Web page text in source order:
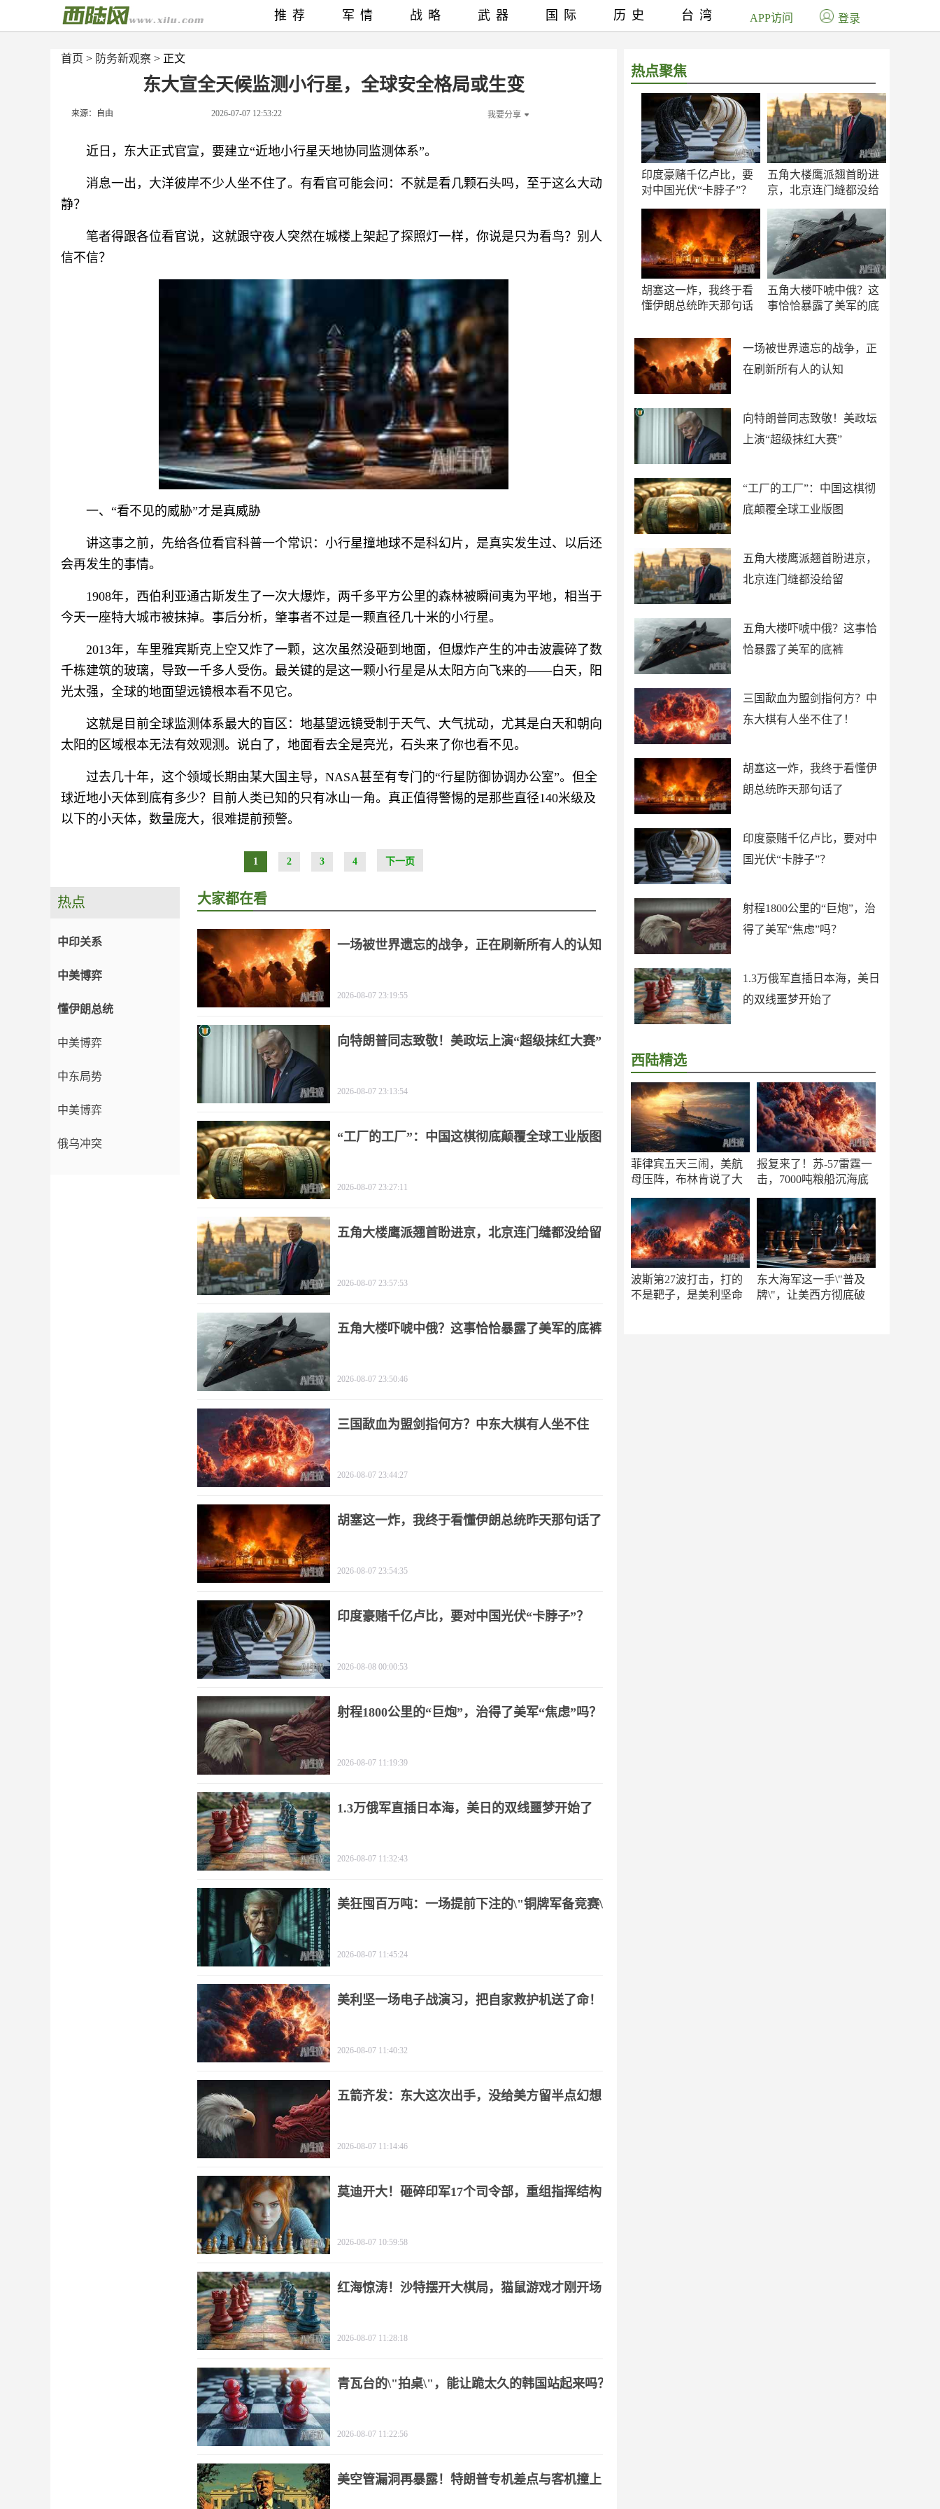
首页 > 防务新观察 > 正文
东大宣全天候监测小行星，全球安全格局或生变
来源：自由 2026-07-07 12:53:22 我要分享
近日，东大正式官宣，要建立“近地小行星天地协同监测体系”。
消息一出，大洋彼岸不少人坐不住了。有看官可能会问：不就是看几颗石头吗，至于这么大动
静？
笔者得跟各位看官说，这就跟守夜人突然在城楼上架起了探照灯一样，你说是只为看鸟？别人
信不信？
一、“看不见的威胁”才是真威胁
讲这事之前，先给各位看官科普一个常识：小行星撞地球不是科幻片，是真实发生过、以后还
会再发生的事情。
1908年，西伯利亚通古斯发生了一次大爆炸，两千多平方公里的森林被瞬间夷为平地，相当于
今天一座特大城市被抹掉。事后分析，肇事者不过是一颗直径几十米的小行星。
2013年，车里雅宾斯克上空又炸了一颗，这次虽然没砸到地面，但爆炸产生的冲击波震碎了数
千栋建筑的玻璃，导致一千多人受伤。最关键的是这一颗小行星是从太阳方向飞来的——白天，阳
光太强，全球的地面望远镜根本看不见它。
这就是目前全球监测体系最大的盲区：地基望远镜受制于天气、大气扰动，尤其是白天和朝向
太阳的区域根本无法有效观测。说白了，地面看去全是亮光，石头来了你也看不见。
过去几十年，这个领域长期由某大国主导，NASA甚至有专门的“行星防御协调办公室”。但全
球近地小天体到底有多少？目前人类已知的只有冰山一角。真正值得警惕的是那些直径140米级及
以下的小天体，数量庞大，很难提前预警。
1 2 3 4 下一页
热点聚焦
印度豪赌千亿卢比，要
对中国光伏“卡脖子”？
五角大楼鹰派翘首盼进
京，北京连门缝都没给
胡塞这一炸，我终于看
懂伊朗总统昨天那句话
五角大楼吓唬中俄？这
事恰恰暴露了美军的底
一场被世界遗忘的战争，正
在刷新所有人的认知
向特朗普同志致敬！美政坛
上演“超级抹红大赛”
“工厂的工厂”：中国这棋彻
底颠覆全球工业版图
五角大楼鹰派翘首盼进京，
北京连门缝都没给留
五角大楼吓唬中俄？这事恰
恰暴露了美军的底裤
三国歃血为盟剑指何方？中
东大棋有人坐不住了！
胡塞这一炸，我终于看懂伊
朗总统昨天那句话了
印度豪赌千亿卢比，要对中
国光伏“卡脖子”？
射程1800公里的“巨炮”，治
得了美军“焦虑”吗？
1.3万俄军直插日本海，美日
的双线噩梦开始了
西陆精选
菲律宾五天三闹，美航
母压阵，布林肯说了大
报复来了！苏-57雷霆一
击，7000吨粮船沉海底
波斯第27波打击，打的
不是靶子，是美利坚命
东大海军这一手\"普及
牌\"，让美西方彻底破
推荐 军情 战略 武器 国际 历史 台湾 APP访问 登录
热点
中印关系
中美博弈
懂伊朗总统
中美博弈
中东局势
中美博弈
俄乌冲突
大家都在看
一场被世界遗忘的战争，正在刷新所有人的认知
2026-08-07 23:19:55
向特朗普同志致敬！美政坛上演“超级抹红大赛”
2026-08-07 23:13:54
“工厂的工厂”：中国这棋彻底颠覆全球工业版图
2026-08-07 23:27:11
五角大楼鹰派翘首盼进京，北京连门缝都没给留
2026-08-07 23:57:53
五角大楼吓唬中俄？这事恰恰暴露了美军的底裤
2026-08-07 23:50:46
三国歃血为盟剑指何方？中东大棋有人坐不住
2026-08-07 23:44:27
胡塞这一炸，我终于看懂伊朗总统昨天那句话了
2026-08-07 23:54:35
印度豪赌千亿卢比，要对中国光伏“卡脖子”？
2026-08-08 00:00:53
射程1800公里的“巨炮”，治得了美军“焦虑”吗？
2026-08-07 11:19:39
1.3万俄军直插日本海，美日的双线噩梦开始了
2026-08-07 11:32:43
美狂囤百万吨：一场提前下注的\"铜牌军备竞赛\"
2026-08-07 11:45:24
美利坚一场电子战演习，把自家救护机送了命！
2026-08-07 11:40:32
五箭齐发：东大这次出手，没给美方留半点幻想
2026-08-07 11:14:46
莫迪开大！砸碎印军17个司令部，重组指挥结构
2026-08-07 10:59:58
红海惊涛！沙特摆开大棋局，猫鼠游戏才刚开场
2026-08-07 11:28:18
青瓦台的\"拍桌\"，能让跪太久的韩国站起来吗？
2026-08-07 11:22:56
美空管漏洞再暴露！特朗普专机差点与客机撞上